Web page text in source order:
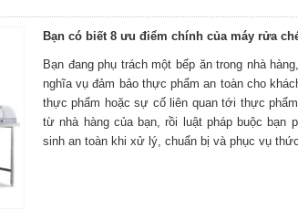
Bạn có biết 8 ưu điểm chính của máy rửa
Bạn đang phụ trách một bếp ăn trong nhà
nghĩa vụ đảm bảo thực phẩm an toàn cho
thực phẩm hoặc sự cố liên quan tới thực
từ nhà hàng của bạn, rồi luật pháp buộc bạn
sinh an toàn khi xử lý, chuẩn bị và phục vụ